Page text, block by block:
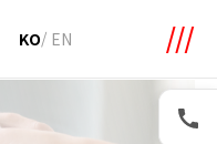
KO/ EN